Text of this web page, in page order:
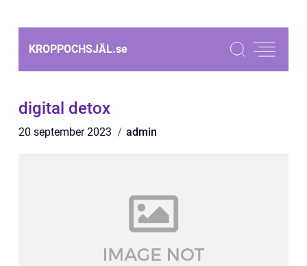
KROPPOCHSJÄL.se
digital detox
20 september 2023 admin